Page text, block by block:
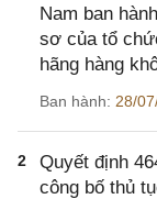
Nam ban
sơ của tổ
hãng hàng
Ban hành: 28/
2
Quyết định
công bố thủ